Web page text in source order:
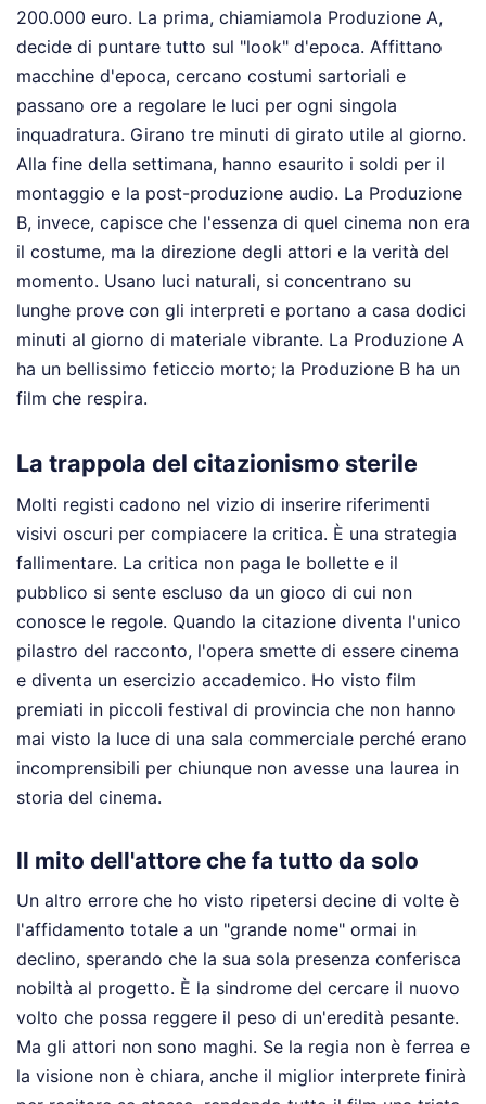
200.000 euro. La prima, chiamiamola Produzione A,
decide di puntare tutto sul "look" d'epoca. Affittano
macchine d'epoca, cercano costumi sartoriali e
passano ore a regolare le luci per ogni singola
inquadratura. Girano tre minuti di girato utile al giorno.
Alla fine della settimana, hanno esaurito i soldi per il
montaggio e la post-produzione audio. La Produzione
B, invece, capisce che l'essenza di quel cinema non era
il costume, ma la direzione degli attori e la verità del
momento. Usano luci naturali, si concentrano su
lunghe prove con gli interpreti e portano a casa dodici
minuti al giorno di materiale vibrante. La Produzione A
ha un bellissimo feticcio morto; la Produzione B ha un
film che respira.
La trappola del citazionismo sterile
Molti registi cadono nel vizio di inserire riferimenti
visivi oscuri per compiacere la critica. È una strategia
fallimentare. La critica non paga le bollette e il
pubblico si sente escluso da un gioco di cui non
conosce le regole. Quando la citazione diventa l'unico
pilastro del racconto, l'opera smette di essere cinema
e diventa un esercizio accademico. Ho visto film
premiati in piccoli festival di provincia che non hanno
mai visto la luce di una sala commerciale perché erano
incomprensibili per chiunque non avesse una laurea in
storia del cinema.
Il mito dell'attore che fa tutto da solo
Un altro errore che ho visto ripetersi decine di volte è
l'affidamento totale a un "grande nome" ormai in
declino, sperando che la sua sola presenza conferisca
nobiltà al progetto. È la sindrome del cercare il nuovo
volto che possa reggere il peso di un'eredità pesante.
Ma gli attori non sono maghi. Se la regia non è ferrea e
la visione non è chiara, anche il miglior interprete finirà